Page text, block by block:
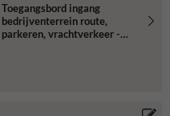
Toegangsbord ingang
bedrijventerrein route,
parkeren, vrachtverkeer -